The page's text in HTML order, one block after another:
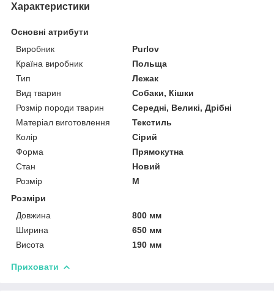
Характеристики
Основні атрибути
Виробник
Purlov
Країна виробник
Польща
Тип
Лежак
Вид тварин
Собаки, Кішки
Розмір породи тварин
Середні, Великі, Дрібні
Матеріал виготовлення
Текстиль
Колір
Сірий
Форма
Прямокутна
Стан
Новий
Розмір
M
Розміри
Довжина
800 мм
Ширина
650 мм
Висота
190 мм
Приховати